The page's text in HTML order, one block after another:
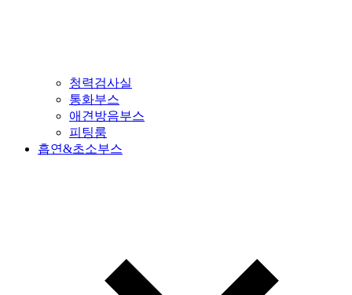
청력검사실
통화부스
애견방음부스
피팅룸
흡연&초소부스